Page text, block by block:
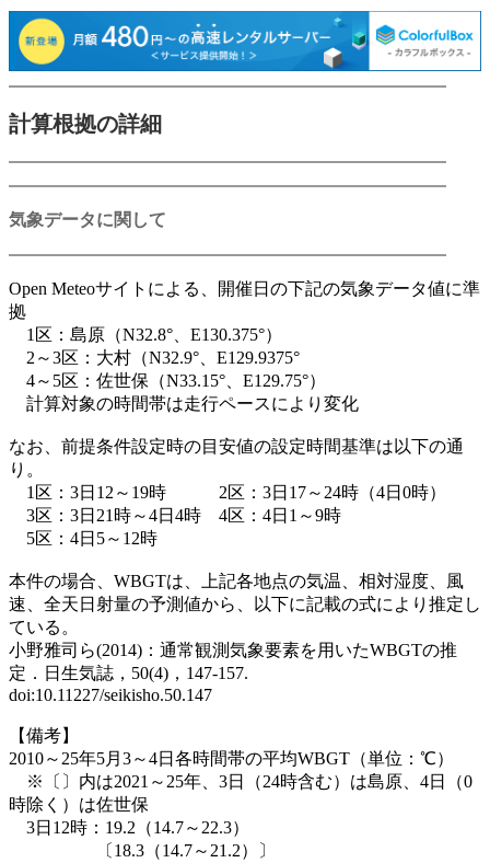
計算根拠の詳細
気象データに関して
Open Meteoサイトによる、開催日の下記の気象データ値に準
拠
1区：島原（N32.8°、E130.375°）
2～3区：大村（N32.9°、E129.9375°
4～5区：佐世保（N33.15°、E129.75°）
計算対象の時間帯は走行ペースにより変化
なお、前提条件設定時の目安値の設定時間基準は以下の通
り。
1区：3日12～19時 2区：3日17～24時（4日0時）
3区：3日21時～4日4時 4区：4日1～9時
5区：4日5～12時
本件の場合、WBGTは、上記各地点の気温、相対湿度、風
速、全天日射量の予測値から、以下に記載の式により推定し
ている。
小野雅司ら(2014)：通常観測気象要素を用いたWBGTの推
定．日生気誌，50(4)，147-157.
doi:10.11227/seikisho.50.147
【備考】
2010～25年5月3～4日各時間帯の平均WBGT（単位：℃）
※〔〕内は2021～25年、3日（24時含む）は島原、4日（0
時除く）は佐世保
3日12時：19.2（14.7～22.3）
〔18.3（14.7～21.2）〕